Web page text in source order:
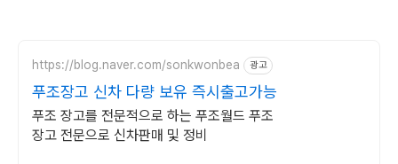
https://blog.naver.com/sonkwonbea 광고
푸조장고 신차 다량 보유 즉시출고가능
푸조 장고를 전문적으로 하는 푸조월드 푸조
장고 전문으로 신차판매 및 정비